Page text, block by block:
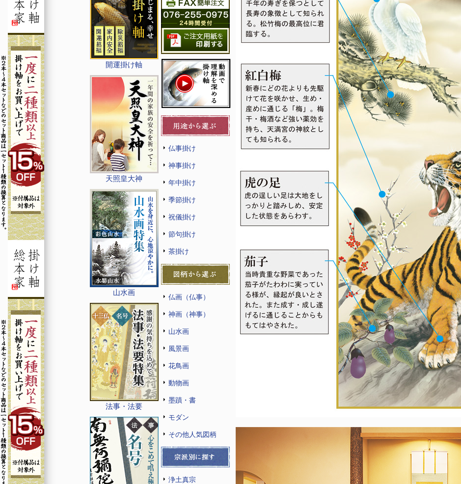
開運掛け軸
天照皇大神
山水画
法事・法要
仏事掛け
神事掛け
年中掛け
季節掛け
祝儀掛け
節句掛け
茶掛け
仏画（仏事）
神画（神事）
山水画
風景画
花鳥画
動物画
墨蹟・書
モダン
その他人気図柄
浄土真宗